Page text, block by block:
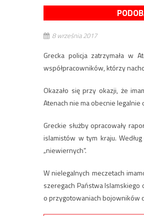
8 września 2017
Grecka policja zatrzymała w
współpracowników, którzy
Okazało się przy okazji, że
Atenach nie ma obecnie legalnie
Greckie służby opracowały
islamistów w tym kraju.
„niewiernych”.
W nielegalnych meczetach
szeregach Państwa
o przygotowaniach bojowników